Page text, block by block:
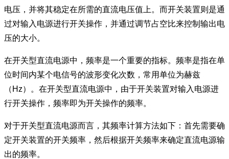
电压，并将其稳定在所需的直流电压值上。而开关装置则是通
过对输入电源进行开关操作，并通过调节占空比来控制输出电
压的大小。
在开关型直流电源中，频率是一个重要的指标。频率是指在单
位时间内某个电信号的波形变化次数，常用单位为赫兹
（Hz）。在开关型直流电源中，由于开关装置对输入电源进
行开关操作，频率即为开关操作的频率。
对于开关型直流电源而言，其频率计算方法如下：首先需要确
定开关装置的开关频率，然后根据开关频率来确定直流电源输
出的频率。